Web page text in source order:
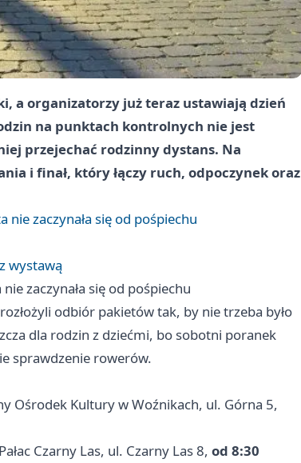
a organizatorzy już teraz ustawiają dzień
na punktach kontrolnych nie jest
przejechać rodzinny dystans. Na
i finał, który łączy ruch, odpoczynek oraz
zaczynała się od pośpiechu
wystawą
zaczynała się od pośpiechu
odbiór pakietów tak, by nie trzeba było
dla rodzin z dziećmi, bo sobotni poranek
sprawdzenie rowerów.
Ośrodek Kultury w Woźnikach, ul. Górna 5,
Czarny Las, ul. Czarny Las 8, od 8:30